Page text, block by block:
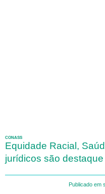
CONASS
Equidade Racial,
jurídicos são
Publicado em